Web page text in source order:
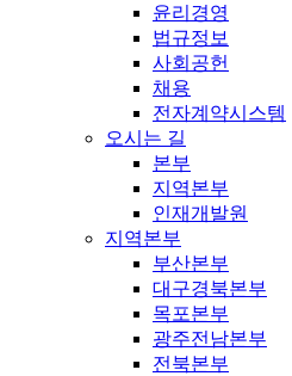
윤리경영
법규정보
사회공헌
채용
전자계약시스템
오시는 길
본부
지역본부
인재개발원
지역본부
부산본부
대구경북본부
목포본부
광주전남본부
전북본부